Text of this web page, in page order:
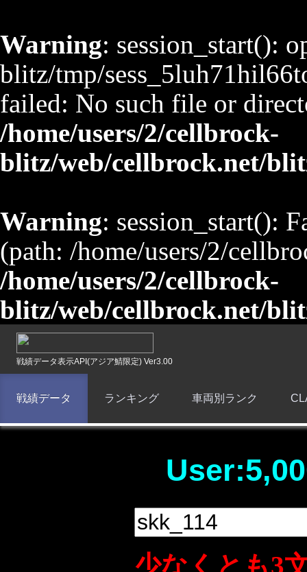
Warning: session_start():
blitz/tmp/
failed: No such file or
/home/users/2/cellbrock-
blitz/web/cellbrock.net/
Warning: session_start():
(path: /home/users/2/
/home/users/2/cellbrock-
blitz/web/cellbrock.net/
戦績データ表示API(アジア鯖限定) Ver3.00
戦績データ ランキング 車両別ランク
少なくとも3